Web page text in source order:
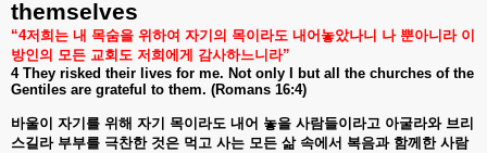
themselves
“4저희는 내 목숨을 위하여 자기의 목이라도 내어놓았나니 나 뿐아니라 이
방인의 모든 교회도 저희에게 감사하느니라”
4 They risked their lives for me. Not only I but all the churches of the
Gentiles are grateful to them. (Romans 16:4)
바울이 자기를 위해 자기 목이라도 내어 놓을 사람들이라고 아굴라와 브리
스길라 부부를 극찬한 것은 먹고 사는 모든 삶 속에서 복음과 함께한 사람